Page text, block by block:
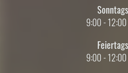
Sonntags
9:00 -
Feiertags
9:00 -